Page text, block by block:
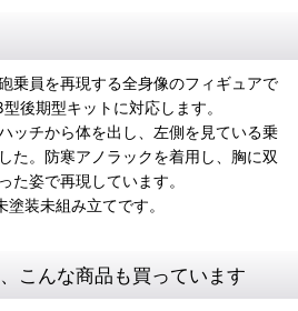
乗員を再現する全身像のフィギュアで
後期型キットに対応します。
ッチから体を出し、左側を見ている乗
た。防寒アノラックを着用し、胸に双
た姿で再現しています。
装未組み立てです。
こんな商品も買っています